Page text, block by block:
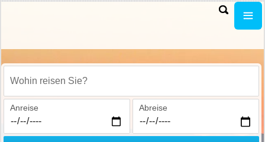
Wohin reisen Sie?
Anreise Abreise